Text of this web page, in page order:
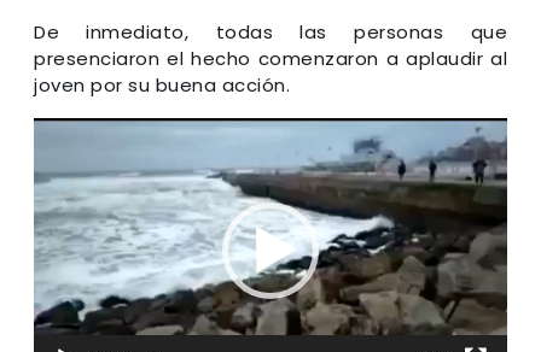
De inmediato, todas las personas que
presenciaron el hecho comenzaron a aplaudir al
joven por su buena acción.
Reproductor
video